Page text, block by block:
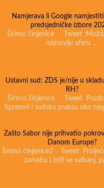
Namjerava li Google
predsjedničke izbore
Širimo činjenice Tweet
najnoviju aferu …
Ustavni sud: ZDS je/nije u
RH?
Širimo činjenice Tweet
Spremni i sudsku praksu oko
Zašto Sabor nije prihvatio
Danom Europe?
Širimo činjenice2 Tweet
zamahu i bliži se svibanj,